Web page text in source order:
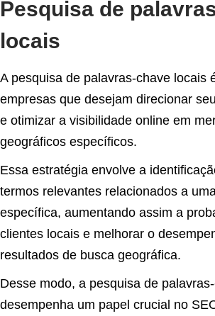
Pesquisa de
locais
A pesquisa de palavras-chave locais
empresas que desejam direcionar
e otimizar a visibilidade online em
geográficos específicos.
Essa estratégia envolve a
termos relevantes relacionados a
específica, aumentando assim a
clientes locais e melhorar o
resultados de busca geográfica.
Desse modo, a pesquisa de
desempenha um papel crucial no